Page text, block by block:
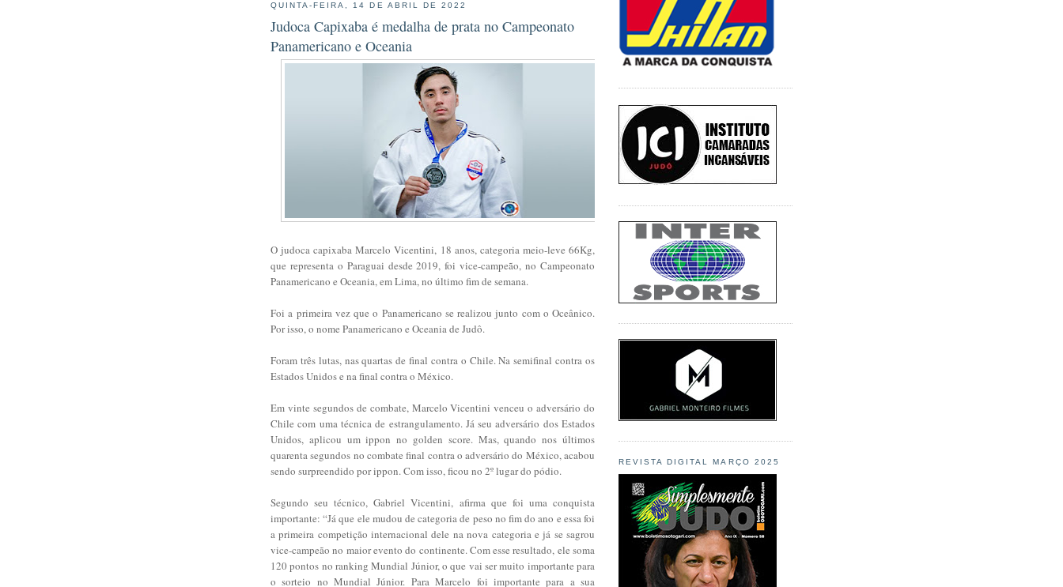
QUINTA-FEIRA, 14 DE ABRIL DE 2022
Judoca Capixaba é medalha de prata no Campeonato
Panamericano e Oceania
O judoca capixaba Marcelo Vicentini, 18 anos, categoria meio-leve 66Kg,
que representa o Paraguai desde 2019, foi vice-campeão, no Campeonato
Panamericano e Oceania, em Lima, no último fim de semana.
Foi a primeira vez que o Panamericano se realizou junto com o Oceânico.
Por isso, o nome Panamericano e Oceania de Judô.
Foram três lutas, nas quartas de final contra o Chile. Na semifinal contra os
Estados Unidos e na final contra o México.
Em vinte segundos de combate, Marcelo Vicentini venceu o adversário do
Chile com uma técnica de estrangulamento. Já seu adversário dos Estados
Unidos, aplicou um ippon no golden score. Mas, quando nos últimos
quarenta segundos no combate final contra o adversário do México, acabou
sendo surpreendido por ippon. Com isso, ficou no 2º lugar do pódio.
Segundo seu técnico, Gabriel Vicentini, afirma que foi uma conquista
importante: “Já que ele mudou de categoria de peso no fim do ano e essa foi
a primeira competição internacional dele na nova categoria e já se sagrou
vice-campeão no maior evento do continente. Com esse resultado, ele soma
120 pontos no ranking Mundial Júnior, o que vai ser muito importante para
o sorteio no Mundial Júnior. Para Marcelo foi importante para a sua
REVISTA DIGITAL MARÇO 2025